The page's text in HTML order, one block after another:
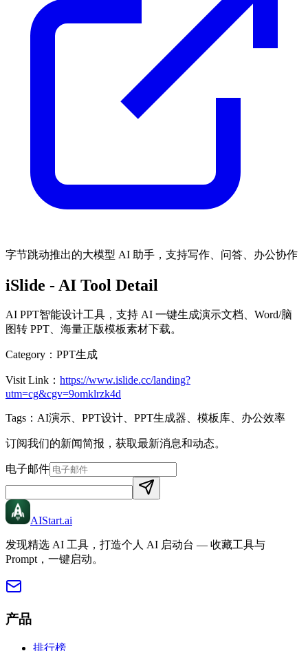
字节跳动推出的大模型 AI 助手，支持写作、问答、办公协作
iSlide - AI Tool Detail
AI PPT智能设计工具，支持 AI 一键生成演示文档、Word/脑
图转 PPT、海量正版模板素材下载。
Category： PPT生成
Visit Link： https://www.islide.cc/landing?
utm=cg&cgv=9omklrzk4d
Tags： AI演示、PPT设计、PPT生成器、模板库、办公效率
订阅我们的新闻简报，获取最新消息和动态。
电子邮件
AIStart.ai
发现精选 AI 工具，打造个人 AI 启动台 — 收藏工具与
Prompt，一键启动。
产品
排行榜